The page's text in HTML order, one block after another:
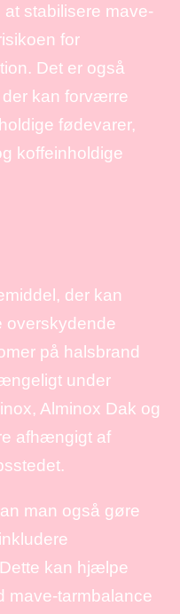
stabilisere mave-
for
Det er også
kan forværre
fødevarer,
koffeinholdige
der kan
overskydende
på halsbrand
under
Alminox Dak og
afhængigt af
man også gøre
kan hjælpe
mave-tarmbalance